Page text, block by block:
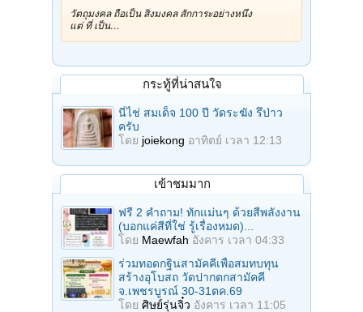
วัตถุมงคล ถือเป็น สิ่งมงคล สักการะอย่างหนึ่ง
แต่ ที่ เป็น…
กระทู้ที่น่าสนใจ
นี่ไช่ สมเด็จ 100 ปี วัดระฆัง รึป่าว
ครับ
โดย joiekong อาทิตย์ เวลา 12:13
เข้าชมมาก
ฟรี 2 คำถาม! ทักแม่นๆ ด้วยสีพลังงาน
(บอกแค่สีที่ใช่ รู้เรื่องหมด)...
โดย Maewfah อังคาร เวลา 04:33
ร่วมทอดกฐินสามัคคีเพื่อสมทบทุน
สร้างอุโบสถ วัดปากตกสามัคคี
จ.เพชรบูรณ์ 30-31ตค.69
โดย ศิษย์รุ่นจิ๋ว อังคาร เวลา 11:05